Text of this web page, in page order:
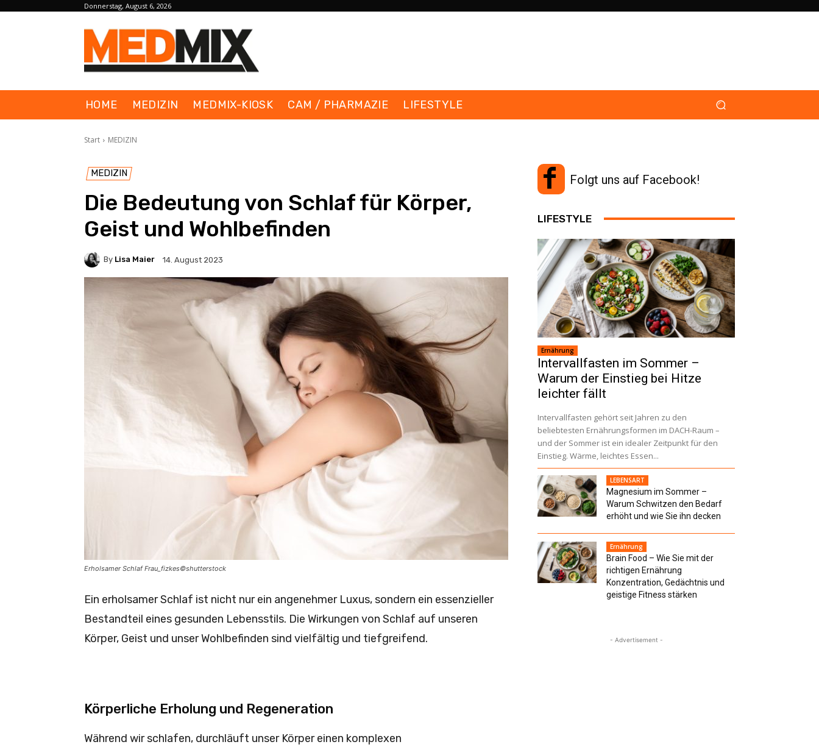
Donnerstag, August 6, 2026
HOME MEDIZIN MEDMIX-KIOSK CAM / PHARMAZIE LIFESTYLE
Start MEDIZIN
MEDIZIN
Die Bedeutung von Schlaf für Körper,
Geist und Wohlbefinden
By Lisa Maier 14. August 2023
Erholsamer Schlaf Frau_fizkes©shutterstock
Ein erholsamer Schlaf ist nicht nur ein angenehmer Luxus, sondern ein essenzieller
Bestandteil eines gesunden Lebensstils. Die Wirkungen von Schlaf auf unseren
Körper, Geist und unser Wohlbefinden sind vielfältig und tiefgreifend.
Körperliche Erholung und Regeneration
Während wir schlafen, durchläuft unser Körper einen komplexen
Folgt uns auf Facebook!
LIFESTYLE
Ernährung
Intervallfasten im Sommer –
Warum der Einstieg bei Hitze
leichter fällt
Intervallfasten gehört seit Jahren zu den
beliebtesten Ernährungsformen im DACH-Raum –
und der Sommer ist ein idealer Zeitpunkt für den
Einstieg. Wärme, leichtes Essen...
LEBENSART
Magnesium im Sommer –
Warum Schwitzen den Bedarf
erhöht und wie Sie ihn decken
Ernährung
Brain Food – Wie Sie mit der
richtigen Ernährung
Konzentration, Gedächtnis und
geistige Fitness stärken
- Advertisement -